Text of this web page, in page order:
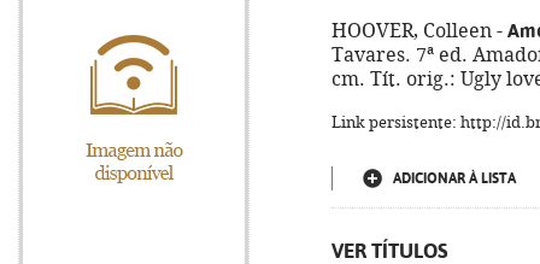
HOOVER, Colleen -
Tavares. 7ª ed.
cm. Tít. orig.: Ugly
Link persistente: http://
ADICIONAR À LISTA
VER TÍTULOS